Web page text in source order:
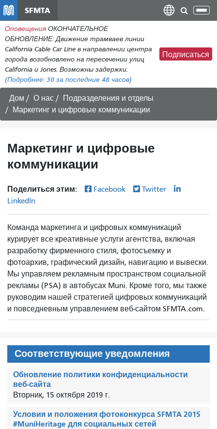
содержанию
SFMTA
Оповещения ОКОНЧАТЕЛЬНОЕ
ОБНОВЛЕНИЕ: Движение трамваев линии
California Cable Car Line в направлении центра
города возобновлено на пересечении улиц
California и Jones. Возможны задержки.
(Подробнее: 30 за последние 48 часов)
Подписаться
Дом О нас
Подразделения и отделы
Маркетинг и цифровые коммуникации
Маркетинг и цифровые
коммуникации
Поделиться этим: Facebook
Twitter
LinkedIn
Команда маркетинга и цифровых коммуникаций
курирует все креативные услуги агентства, включая
разработку фирменного стиля, фотосъемку и
фотоархив, графический дизайн, навигацию и вывески.
Мы управляем рекламным пространством социальной
рекламы (PSA) в автобусах Muni. Кроме того, мы также
руководим нашей стратегией цифровых коммуникаций
и повседневным управлением веб-сайтом SFMTA.com.
Соответствующие уведомления
Обновление политики конфиденциальности
веб-сайта
Вторник, 15 октября 2019 г.
Условия и положения фотоконкурса SFMTA 2015
#MuniHeritage для социальных сетей